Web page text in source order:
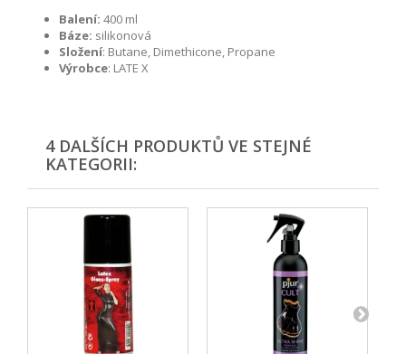
Balení: 400 ml
Báze: silikonová
Složení: Butane, Dimethicone, Propane
Výrobce: LATE X
4 DALŠÍCH PRODUKTŮ VE STEJNÉ
KATEGORII: